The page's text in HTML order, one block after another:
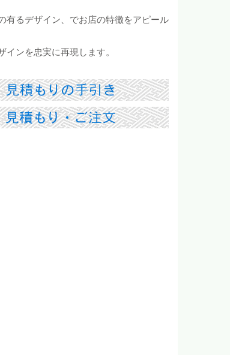
有るデザイン、でお店の特徴をアピール
インを忠実に再現します。